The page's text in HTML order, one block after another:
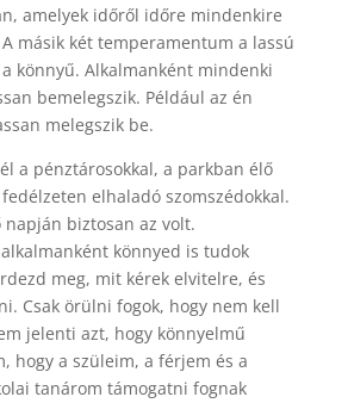
amelyek időről időre mindenkire
másik két temperamentum a lassú
könnyű. Alkalmanként mindenki
bemelegszik. Például az én
melegszik be.
a pénztárosokkal, a parkban élő
elhaladó szomszédokkal.
napján biztosan az volt.
könnyed is tudok
meg, mit kérek elvitelre, és
Csak örülni fogok, hogy nem kell
jelenti azt, hogy könnyelmű
hogy a szüleim, a férjem és a
tanárom támogatni fognak